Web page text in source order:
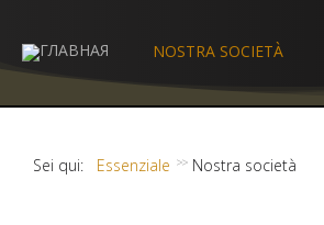
NOSTRA SOCIETÀ
Sei qui: Essenziale Nostra società